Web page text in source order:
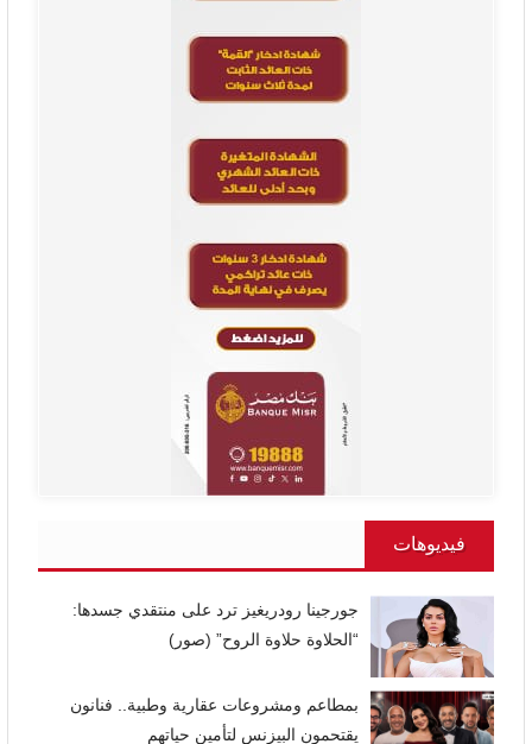
فيديوهات
جورجينا رودريغيز ترد على منتقدي جسدها:
“الحلاوة حلاوة الروح” (صور)
بمطاعم ومشروعات عقارية وطبية.. فنانون
يقتحمون البيزنس لتأمين حياتهم